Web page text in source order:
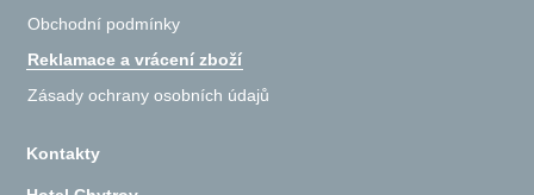
Obchodní podmínky
Reklamace a vrácení zboží
Zásady ochrany osobních údajů
Kontakty